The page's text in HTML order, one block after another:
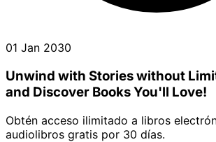
01 Jan 2030
Unwind with Stories without
and Discover Books You'll Love!
Obtén acceso ilimitado a libros
audiolibros gratis por 30 días.